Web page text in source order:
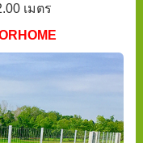
เมตร